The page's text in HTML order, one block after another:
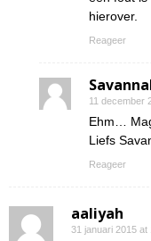
hierover.
Reageer
11 december
Ehm…
Liefs
Reageer
aaliyah
31 januari 2015 at